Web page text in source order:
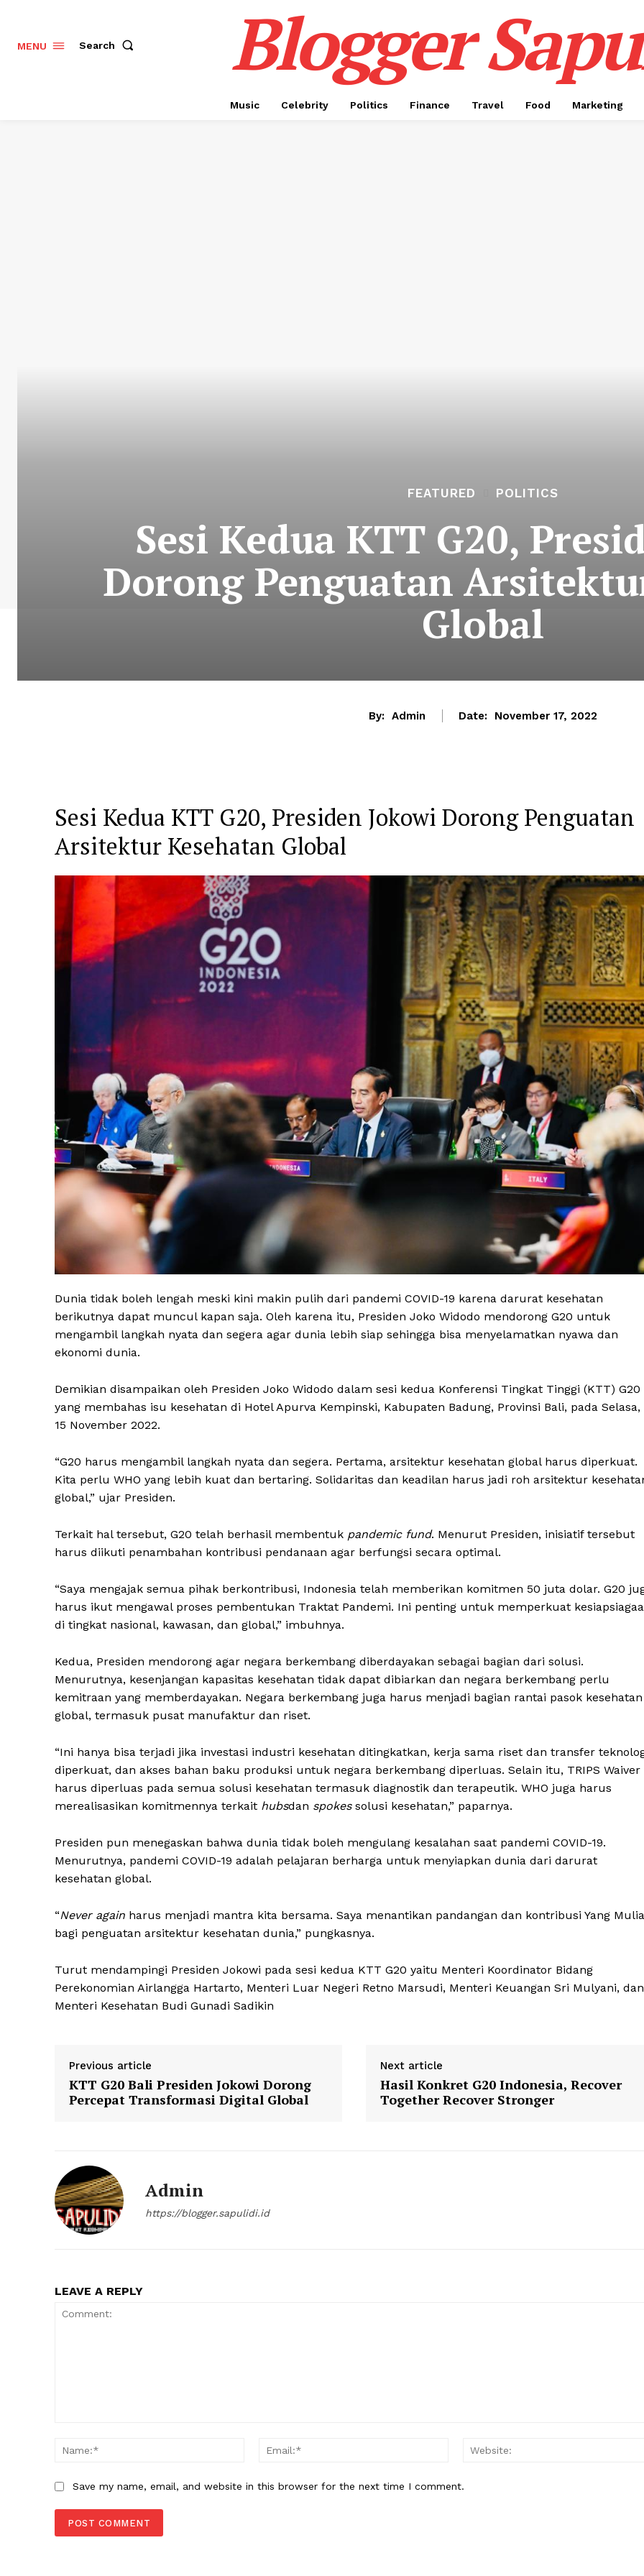
MENU Search Blogger
Music Celebrity Politics Finance Travel Food Marketing
FEATURED POLITICS
Sesi Kedua KTT G20,
Dorong Penguatan
Global
By: Admin Date: November 17, 2022
Sesi Kedua KTT G20, Presiden Jokowi Dorong Penguatan
Arsitektur Kesehatan Global
Dunia tidak boleh lengah meski kini makin pulih dari pandemi COVID-19 karena darurat kesehatan
berikutnya dapat muncul kapan saja. Oleh karena itu, Presiden Joko Widodo mendorong G20 untuk
mengambil langkah nyata dan segera agar dunia lebih siap sehingga bisa menyelamatkan nyawa dan
ekonomi dunia.
Demikian disampaikan oleh Presiden Joko Widodo dalam sesi kedua Konferensi Tingkat Tinggi (KTT) G20
yang membahas isu kesehatan di Hotel Apurva Kempinski, Kabupaten Badung, Provinsi Bali, pada Selasa,
15 November 2022.
“G20 harus mengambil langkah nyata dan segera. Pertama, arsitektur kesehatan global harus diperkuat.
Kita perlu WHO yang lebih kuat dan bertaring. Solidaritas dan keadilan harus jadi roh arsitektur
global,” ujar Presiden.
Terkait hal tersebut, G20 telah berhasil membentuk pandemic fund. Menurut Presiden, inisiatif tersebut
harus diikuti penambahan kontribusi pendanaan agar berfungsi secara optimal.
“Saya mengajak semua pihak berkontribusi, Indonesia telah memberikan komitmen 50 juta dolar. G20
harus ikut mengawal proses pembentukan Traktat Pandemi. Ini penting untuk memperkuat
di tingkat nasional, kawasan, dan global,” imbuhnya.
Kedua, Presiden mendorong agar negara berkembang diberdayakan sebagai bagian dari solusi.
Menurutnya, kesenjangan kapasitas kesehatan tidak dapat dibiarkan dan negara berkembang perlu
kemitraan yang memberdayakan. Negara berkembang juga harus menjadi bagian rantai pasok kesehatan
global, termasuk pusat manufaktur dan riset.
“Ini hanya bisa terjadi jika investasi industri kesehatan ditingkatkan, kerja sama riset dan transfer
diperkuat, dan akses bahan baku produksi untuk negara berkembang diperluas. Selain itu, TRIPS Waiver
harus diperluas pada semua solusi kesehatan termasuk diagnostik dan terapeutik. WHO juga harus
merealisasikan komitmennya terkait hubsdan spokessolusi kesehatan,” paparnya.
Presiden pun menegaskan bahwa dunia tidak boleh mengulang kesalahan saat pandemi COVID-19.
Menurutnya, pandemi COVID-19 adalah pelajaran berharga untuk menyiapkan dunia dari darurat
kesehatan global.
“Never again harus menjadi mantra kita bersama. Saya menantikan pandangan dan kontribusi Yang Mulia
bagi penguatan arsitektur kesehatan dunia,” pungkasnya.
Turut mendampingi Presiden Jokowi pada sesi kedua KTT G20 yaitu Menteri Koordinator Bidang
Perekonomian Airlangga Hartarto, Menteri Luar Negeri Retno Marsudi, Menteri Keuangan Sri Mulyani, dan
Menteri Kesehatan Budi Gunadi Sadikin
Previous article
KTT G20 Bali Presiden Jokowi Dorong
Percepat Transformasi Digital Global
Next article
Hasil Konkret G20 Indonesia, Recover
Together Recover Stronger
Admin
https://blogger.sapulidi.id
LEAVE A REPLY
Name:*
Email:*
Save my name, email, and website in this browser for the next time I comment.